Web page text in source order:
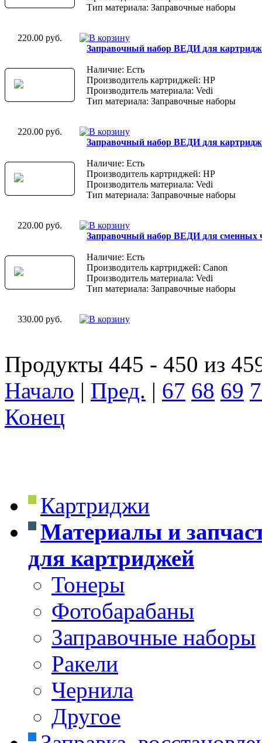
Тип материала: Заправочные наборы
220.00 руб.
Заправочный набор ВЕДИ для
Наличие: Есть
Производитель картриджей: HP
Производитель материала: Vedi
Тип материала: Заправочные наборы
220.00 руб.
Заправочный набор ВЕДИ для
Наличие: Есть
Производитель картриджей: HP
Производитель материала: Vedi
Тип материала: Заправочные наборы
220.00 руб.
Заправочный набор ВЕДИ для сменных
Наличие: Есть
Производитель картриджей: Canon
Производитель материала: Vedi
Тип материала: Заправочные наборы
330.00 руб.
Продукты 445 - 450 из
Начало | Пред. | 67 68 69
Конец
Картриджи
Материалы и
для картриджей
Тонеры
Фотобарабаны
Заправочные наборы
Ракели
Чернила
Другое